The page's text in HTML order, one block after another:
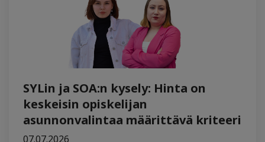
SYLin ja SOA:n kysely: Hinta on
keskeisin opiskelijan
asunnonvalintaa määrittävä kriteeri
07.07.2026